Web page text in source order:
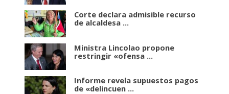
Corte declara admisible recurso
de alcaldesa ...
Ministra Lincolao propone
restringir «ofensa ...
Informe revela supuestos pagos
de «delincuen ...